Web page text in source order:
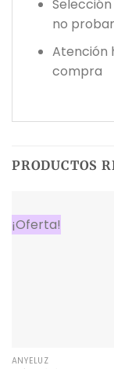
no
Atención
compra
PRODUCTOS
¡Oferta!
ANYELUZ